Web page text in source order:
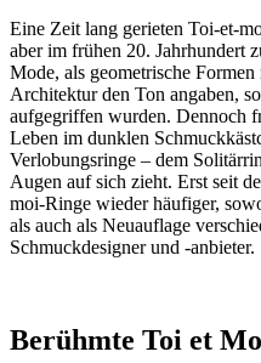
Eine Zeit lang gerieten Toi-et-
aber im frühen 20. Jahrhundert
Mode, als geometrische
Architektur den Ton angaben,
aufgegriffen wurden. Dennoch
Leben im dunklen
Verlobungsringe – dem
Augen auf sich zieht. Erst seit
moi-Ringe wieder häufiger,
als auch als Neuauflage
Schmuckdesigner und -anbieter.
Berühmte Toi et